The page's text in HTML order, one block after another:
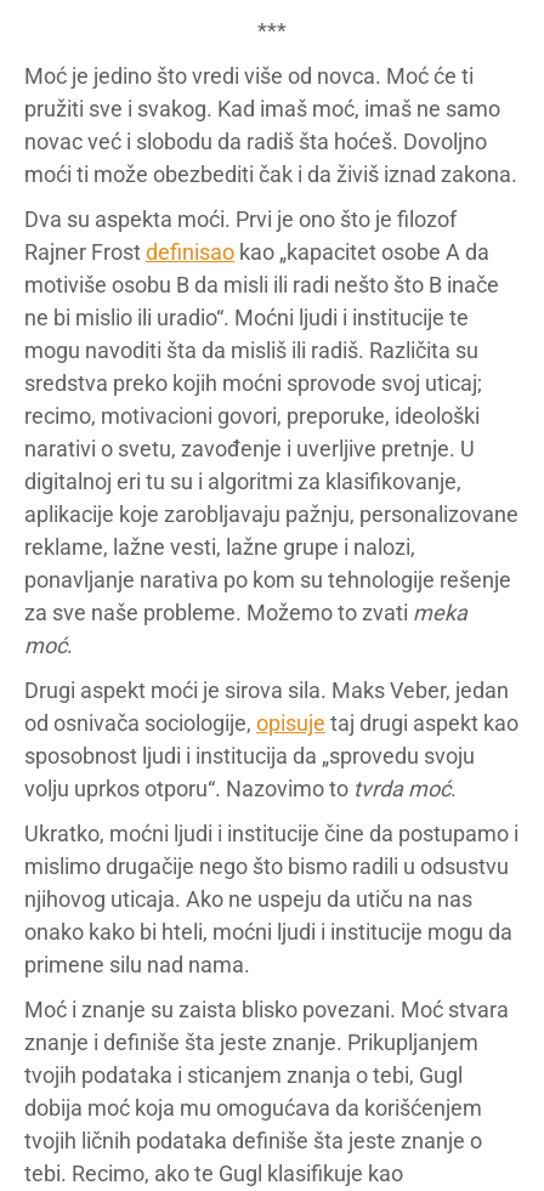
***
Moć je jedino što vredi više od novca. Moć će ti
pružiti sve i svakog. Kad imaš moć, imaš ne samo
novac već i slobodu da radiš šta hoćeš. Dovoljno
moći ti može obezbediti čak i da živiš iznad zakona.
Dva su aspekta moći. Prvi je ono što je filozof
Rajner Frostdefinisao kao „kapacitet osobe A da
motiviše osobu B da misli ili radi nešto što B inače
ne bi mislio ili uradio“. Moćni ljudi i institucije te
mogu navoditi šta da misliš ili radiš. Različita su
sredstva preko kojih moćni sprovode svoj uticaj;
recimo, motivacioni govori, preporuke, ideološki
narativi o svetu, zavođenje i uverljive pretnje. U
digitalnoj eri tu su i algoritmi za klasifikovanje,
aplikacije koje zarobljavaju pažnju, personalizovane
reklame, lažne vesti, lažne grupe i nalozi,
ponavljanje narativa po kom su tehnologije rešenje
za sve naše probleme. Možemo to zvati meka
moć.
Drugi aspekt moći je sirova sila. Maks Veber, jedan
od osnivača sociologije, opisuje taj drugi aspekt kao
sposobnost ljudi i institucija da „sprovedu svoju
volju uprkos otporu“. Nazovimo to tvrda moć.
Ukratko, moćni ljudi i institucije čine da postupamo i
mislimo drugačije nego što bismo radili u odsustvu
njihovog uticaja. Ako ne uspeju da utiču na nas
onako kako bi hteli, moćni ljudi i institucije mogu da
primene silu nad nama.
Moć i znanje su zaista blisko povezani. Moć stvara
znanje i definiše šta jeste znanje. Prikupljanjem
tvojih podataka i sticanjem znanja o tebi, Gugl
dobija moć koja mu omogućava da korišćenjem
tvojih ličnih podataka definiše šta jeste znanje o
tebi. Recimo, ako te Gugl klasifikuje kao